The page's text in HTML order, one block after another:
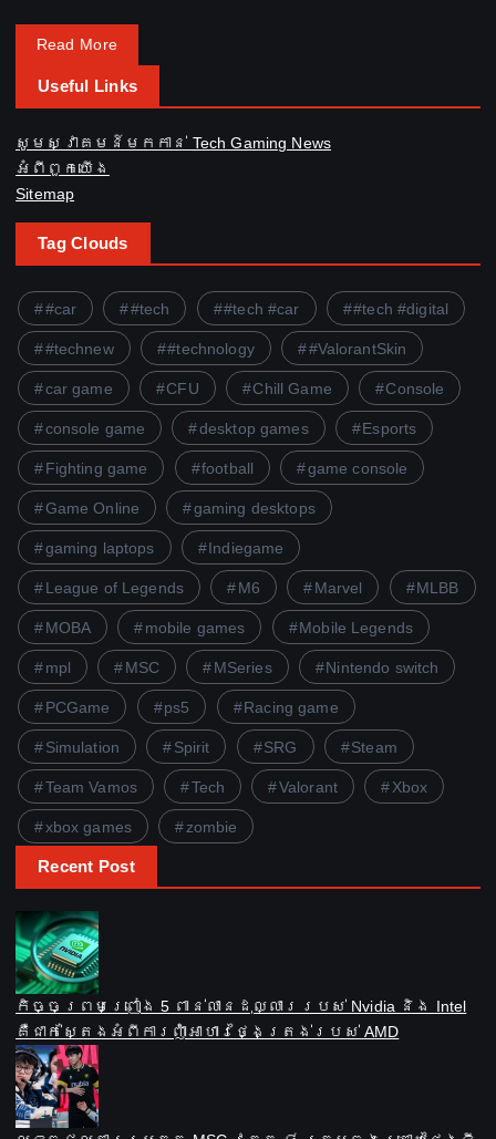
Read More
Useful Links
សូមស្វាគមន៍មកកាន់ Tech Gaming News
អំពី​ពួក​យើង
Sitemap
Tag Clouds
#car #tech #tech #car #tech #digital
#technew #technology #ValorantSkin
car game CFU Chill Game Console
console game desktop games Esports
Fighting game football game console
Game Online gaming desktops
gaming laptops Indiegame
League of Legends M6 Marvel MLBB
MOBA mobile games Mobile Legends
mpl MSC MSeries Nintendo switch
PCGame ps5 Racing game
Simulation Spirit SRG Steam
Team Vamos Tech Valorant Xbox
xbox games zombie
Recent Post
កិច្ចព្រមព្រៀង 5 ពាន់លានដុល្លាររបស់ Nvidia និង Intel
គឺជាក់ស្តែងអំពីការញ៉ាំអាហារថ្ងៃត្រង់របស់ AMD